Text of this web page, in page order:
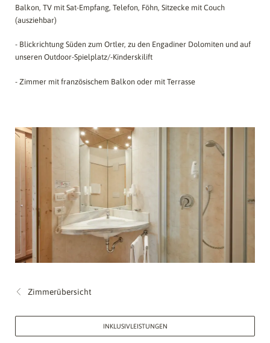
Balkon, TV mit Sat-Empfang, Telefon, Föhn, Sitzecke mit Couch
(ausziehbar)
- Blickrichtung Süden zum Ortler, zu den Engadiner Dolomiten und auf
unseren Outdoor-Spielplatz/-Kinderskilift
- Zimmer mit französischem Balkon oder mit Terrasse
Zimmerübersicht
INKLUSIVLEISTUNGEN